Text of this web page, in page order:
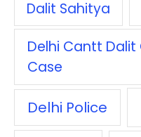
Dalit Sahitya
Delhi Cantt Dalit
Case
Delhi Police